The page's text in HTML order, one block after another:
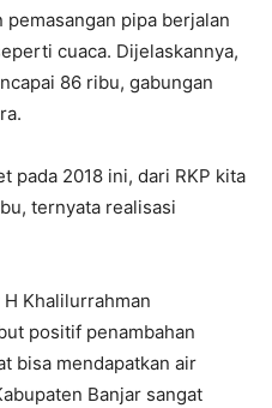
pipa berjalan
cuaca. Dijelaskannya,
86 ribu, gabungan
pada 2018 ini, dari RKP kita
ternyata realisasi
Khalilurrahman
positif penambahan
bisa mendapatkan air
Banjar sangat